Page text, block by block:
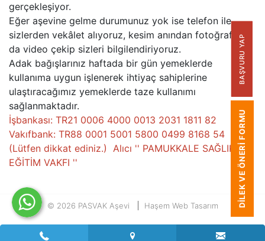
DILEK VE ÖNERI FORMU
BAŞVURU YAP
gerçekleşiyor.
Eğer aşevine gelme durumunuz yok ise telefon ile
sizlerden vekâlet alıyoruz, kesim anından fotoğraf ya
da video çekip sizleri bilgilendiriyoruz.
Adak bağışlarınız haftada bir gün yemeklerde
kullanıma uygun işlenerek ihtiyaç sahiplerine
ulaştıracağımız yemeklerde taze kullanımı
sağlanmaktadır.
İşbankası: TR21 0006 4000 0013 2031 1811 82
Vakıfbank: TR88 0001 5001 5800 0499 8168 54
(Lütfen dikkat ediniz.) Alıcı '' PAMUKKALE SAĞLIK
EĞİTİM VAKFI ''
© 2026 PASVAK Aşevi Haşem Web Tasarım